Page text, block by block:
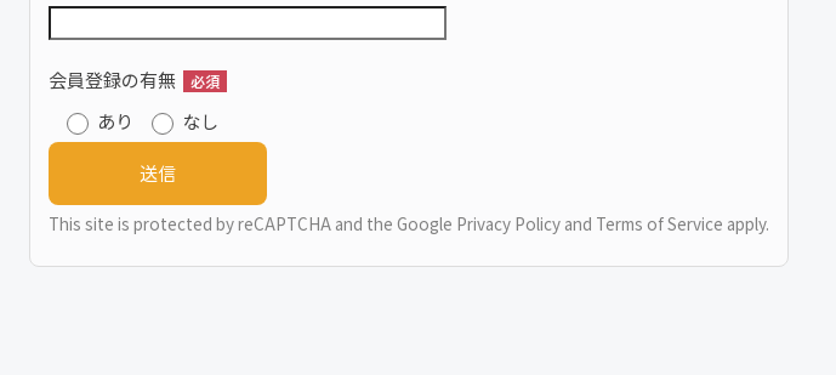
会員登録の有無 必須
あり なし
This site is protected by reCAPTCHA and the Google Privacy Policy and Terms of Service apply.